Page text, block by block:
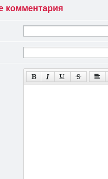
комментария